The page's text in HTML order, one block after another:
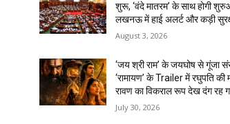
शुरू, ‘वंदे मातरम’ के साथ होगी
लखनऊ में हाई अलर्ट और कड़ी
August 3, 2026
‘जय श्री राम’ के जयघोष से गूंजा
‘रामायण’ के Trailer में रघुपति की
रावण का विकराल रूप देख दंग रह
July 30, 2026